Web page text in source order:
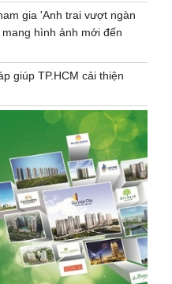
gia 'Anh trai vượt ngàn
hình ảnh mới đến
giúp TP.HCM cải thiện